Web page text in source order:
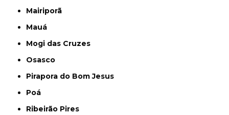
Mairiporã
Mauá
Mogi das Cruzes
Osasco
Pirapora do Bom Jesus
Poá
Ribeirão Pires